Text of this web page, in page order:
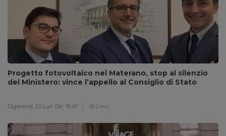
Progetto fotovoltaico nel Materano, stop al silenzio
del Ministero: vince l’appello al Consiglio di Stato
Digitrend, 25 Lun Dic 19:47 2 min